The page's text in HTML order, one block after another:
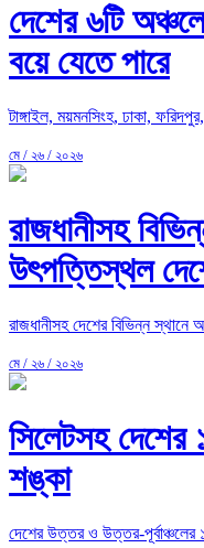
দেশের ৬টি
বয়ে যেতে পারে
টাঙ্গাইল, ময়মনসিংহ, ঢাকা,
মে / ২৬ / ২০২৬
রাজধানীসহ
উৎপত্তিস্থল
রাজধানীসহ দেশের বিভিন্ন
মে / ২৬ / ২০২৬
সিলেটসহ
শঙ্কা
দেশের উত্তর ও উত্তর-